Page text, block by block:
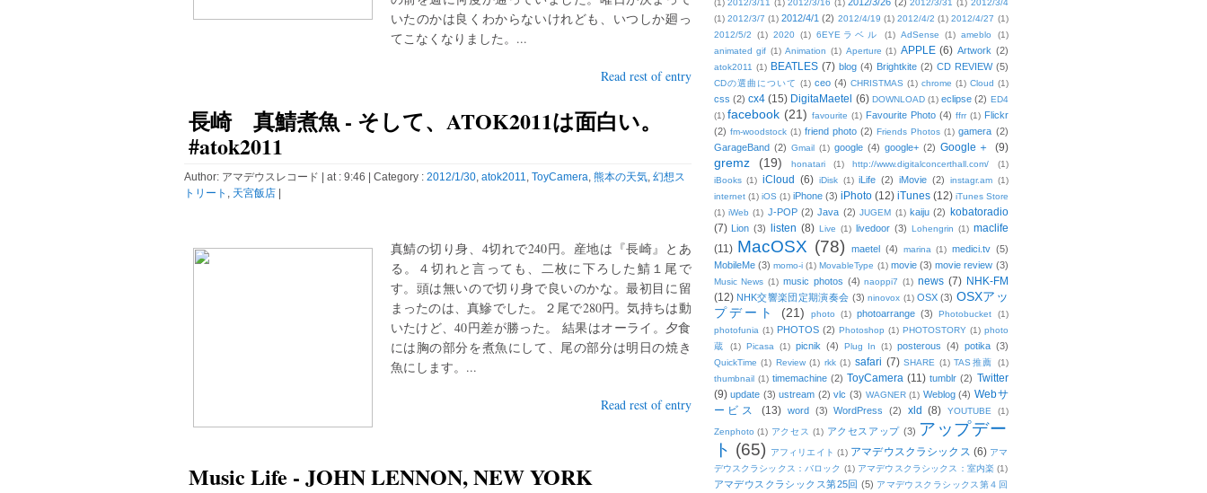
いたのかは良くわからないけれども、いつしか廻っ
てこなくなりました。...
Read rest of entry
長崎 真鯖煮魚 - そして、ATOK2011は面白い。
#atok2011
Author: アマデウスレコード | at : 9:46 | Category : 2012/1/30, atok2011, ToyCamera, 熊本の天気, 幻想ス
トリート , 天宮飯店
真鯖の切り身、4切れで240円。産地は『長崎』とあ
る。４切れと言っても、二枚に下ろした鯖１尾で
す。頭は無いので切り身で良いのかな。最初目に留
まったのは、真鰺でした。２尾で280円。気持ちは動
いたけど、40円差が勝った。 結果はオーライ。夕食
には胸の部分を煮魚にして、尾の部分は明日の焼き
魚にします。...
Read rest of entry
Music Life - JOHN LENNON, NEW YORK
(1) 2012/3/11 (1) 2012/3/16 (1) 2012/3/31 (1) 2012/3/4
(1) 2012/3/7 (1) 2012/4/1 (2) 2012/4/19 (1) 2012/4/2 (1) 2012/4/27 (1)
2012/5/2
(1) 2020 (1) 6EYEラベル (1) AdSense (1) ameblo
(1)
animated gif (1) Animation (1) Aperture (1) APPLE (6) Artwork (2)
atok2011 (1) BEATLES (7) blog (4) Brightkite (2) CD REVIEW (5)
CDの選曲について (1) ceo (4) CHRISTMAS (1) chrome (1) Cloud (1)
css (2) cx4 (15) DigitaMaetel (6) DOWNLOAD (1) eclipse (2) ED4
(1) facebook (21) favourite (1) Favourite Photo (4) ffrr (1) Flickr
(2) fm-woodstock (1) friend photo (2) Friends Photos (1) gamera (2)
GarageBand (2) Gmail (1) google (4) google+ (2) Google＋ (9)
gremz (19) honatari (1) http://www.digitalconcerthall.com/
(1)
iBooks (1) iCloud (6) iDisk (1) iLife (2) iMovie (2) instagr.am (1)
internet (1) iOS (1) iPhone (3) iPhoto (12) iTunes (12) iTunes Store
(1) iWeb (1) J-POP (2) Java (2) JUGEM (1) kaiju (2)
kobatoradio
(7) Lion (3) listen (8) Live (1) livedoor (3) Lohengrin (1) maclife
(11) MacOSX (78) maetel (4) marina (1) medici.tv (5)
MobileMe (3) momo-i (1) MovableType (1) movie (3) movie review (3)
Music News (1) music photos (4) naoppi7 (1) news (7) NHK-FM
(12) NHK交響楽団定期演奏会 (3) ninovox (1) OSX (3) OSXアッ
プデート
(21) photo (1) photoarrange (3) Photobucket
(1)
photofunia (1) PHOTOS (2) Photoshop (1) PHOTOSTORY (1) photo
蔵
(1) Picasa (1) picnik (4) Plug In (1) posterous (4) potika (3)
QuickTime (1) Review (1) rkk (1) safari (7) SHARE (1) TAS推薦
(1)
thumbnail (1) timemachine (2) ToyCamera (11) tumblr (2) Twitter
(9) update (3) ustream (2) vlc (3) WAGNER (1) Weblog (4) Webサ
ービス
(13) word (3) WordPress (2) xld (8) YOUTUBE (1)
Zenphoto (1) アクセス (1) アクセスアップ (3) アップデー
ト (65) アフィリエイト (1) アマデウスクラシックス (6) アマ
デウスクラシックス：バロック (1) アマデウスクラシックス：室内楽 (1)
アマデウスクラシックス第25回 (5) アマデウスクラシックス第４回